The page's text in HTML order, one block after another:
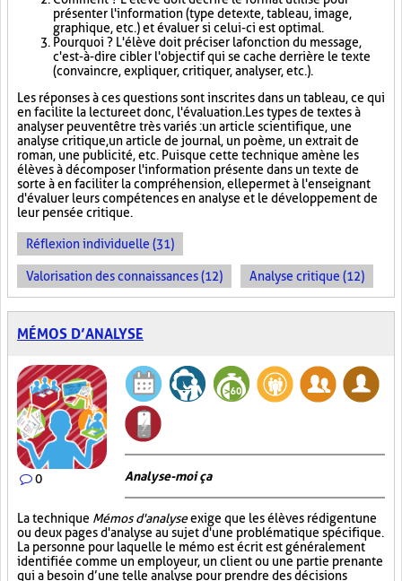
présenter l'information (type de texte, tableau, image,
graphique, etc.) et évaluer si celui-ci est optimal.
Pourquoi ? L'élève doit préciser la fonction du message,
c'est-à-dire cibler l'objectif qui se cache derrière le texte
(convaincre, expliquer, critiquer, analyser, etc.).
Les réponses à ces questions sont inscrites dans un tableau, ce qui
en facilite la lecture et donc, l'évaluation. Les types de textes à
analyser peuvent être très variés : un article scientifique, une
analyse critique, un article de journal, un poème, un extrait de
roman, une publicité, etc. Puisque cette technique amène les
élèves à décomposer l'information présente dans un texte de
sorte à en faciliter la compréhension, elle permet à l'enseignant
d'évaluer leurs compétences en analyse et le développement de
leur pensée critique.
Réflexion individuelle (31)
Valorisation des connaissances (12) Analyse critique (12)
MÉMOS D’ANALYSE
0 Analyse-moi ça
La technique Mémos d'analyseexige que les élèves rédigent une
ou deux pages d'analyse au sujet d'une problématique spécifique.
La personne pour laquelle le mémo est écrit est généralement
identifiée comme un employeur, un client ou une partie prenante
qui a besoin d’une telle analyse pour prendre des décisions